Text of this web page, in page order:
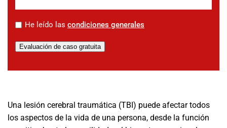
* He leído las condiciones generales
Evaluación de caso gratuita
Una lesión cerebral traumática (TBI) puede afectar todos
los aspectos de la vida de una persona, desde la función